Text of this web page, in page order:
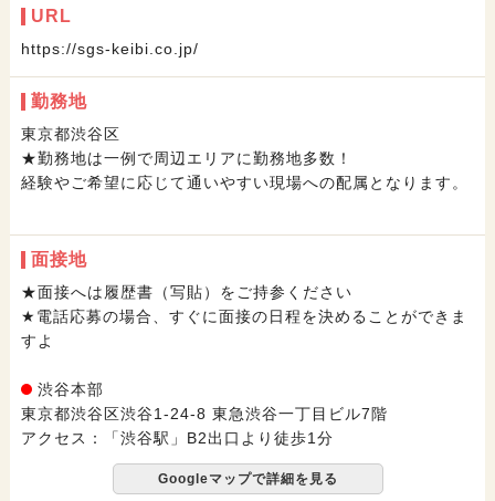
URL
https://sgs-keibi.co.jp/
勤務地
東京都渋谷区
★勤務地は一例で周辺エリアに勤務地多数！
経験やご希望に応じて通いやすい現場への配属となります。
面接地
★面接へは履歴書（写貼）をご持参ください
★電話応募の場合、すぐに面接の日程を決めることができま
すよ
渋谷本部
東京都渋谷区渋谷1-24-8 東急渋谷一丁目ビル7階
アクセス：「渋谷駅」B2出口より徒歩1分
Googleマップで詳細を見る